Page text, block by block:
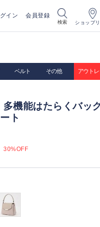
イン 会員登録
検索 ショップ
ベルト その他 アウトレ
多機能はたらくバッ
ト
30%OFF